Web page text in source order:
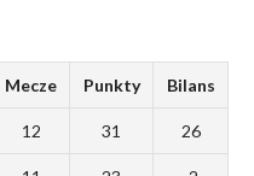
Mecze Punkty Bilans
12 31 26